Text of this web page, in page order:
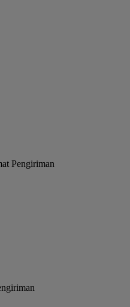
Pengiriman